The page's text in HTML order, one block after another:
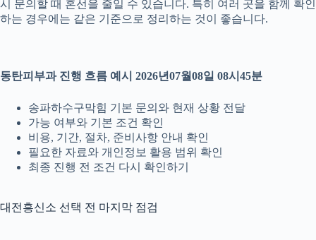
시 문의할 때 혼선을 줄일 수 있습니다. 특히 여러 곳을 함께 확인
하는 경우에는 같은 기준으로 정리하는 것이 좋습니다.
동탄피부과 진행 흐름 예시 2026년07월08일 08시45분
송파하수구막힘 기본 문의와 현재 상황 전달
가능 여부와 기본 조건 확인
비용, 기간, 절차, 준비사항 안내 확인
필요한 자료와 개인정보 활용 범위 확인
최종 진행 전 조건 다시 확인하기
대전흥신소 선택 전 마지막 점검